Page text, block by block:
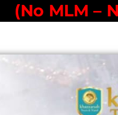
(No MLM –